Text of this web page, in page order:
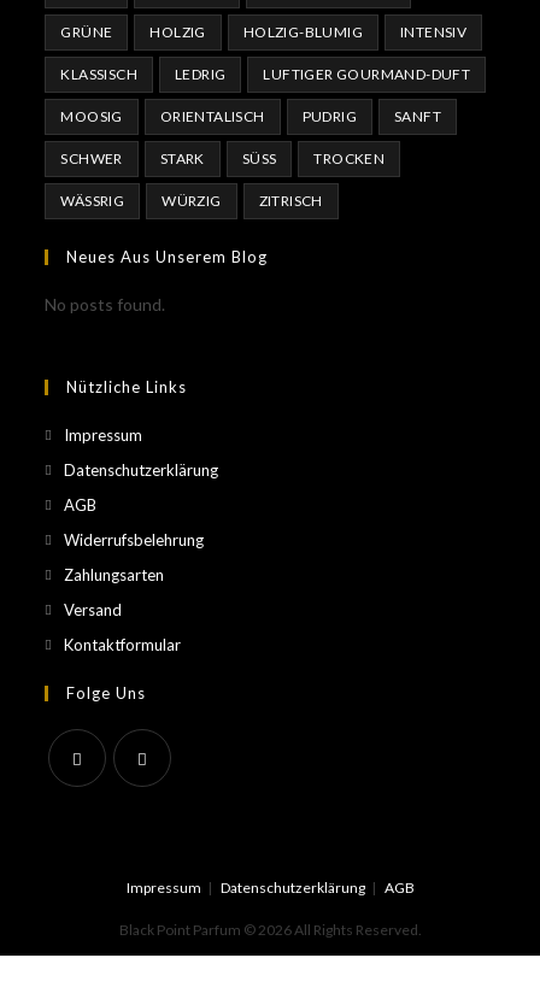
GRÜNE HOLZIG HOLZIG-BLUMIG INTENSIV
KLASSISCH LEDRIG LUFTIGER GOURMAND-DUFT
MOOSIG ORIENTALISCH PUDRIG SANFT
SCHWER STARK SÜSS TROCKEN
WÄSSRIG WÜRZIG ZITRISCH
Neues Aus Unserem Blog
No posts found.
Nützliche Links
Impressum
Datenschutzerklärung
AGB
Widerrufsbelehrung
Zahlungsarten
Versand
Kontaktformular
Folge Uns
Impressum Datenschutzerklärung AGB
Black Point Parfum © 2026 All Rights Reserved.